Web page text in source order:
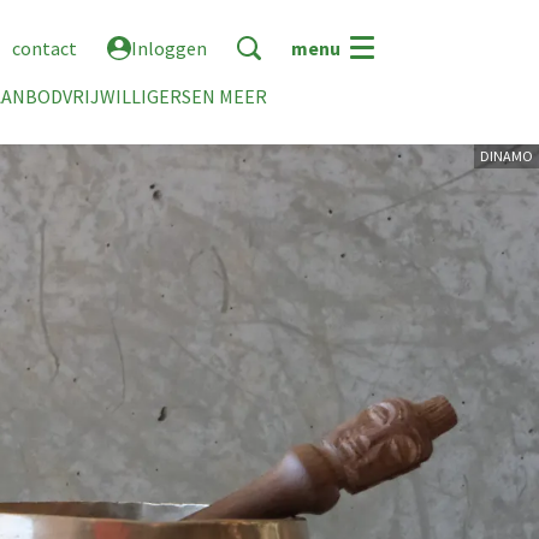
contact
Inloggen
VRIJWILLIGERSEN MEER
menu
DINAMO